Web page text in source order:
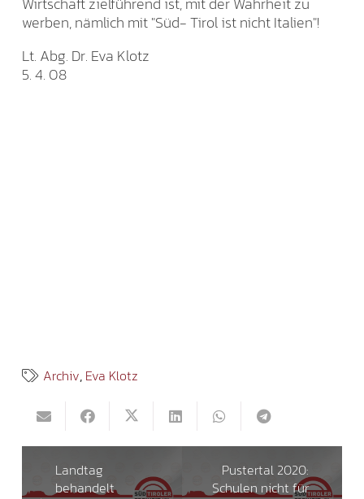
werben, nämlich mit "Süd- Tirol ist nicht Italien"!
Lt. Abg. Dr. Eva Klotz
5. 4. 08
Archiv, Eva Klotz
Landtag
behandelt
Pustertal 2020:
Schulen nicht für